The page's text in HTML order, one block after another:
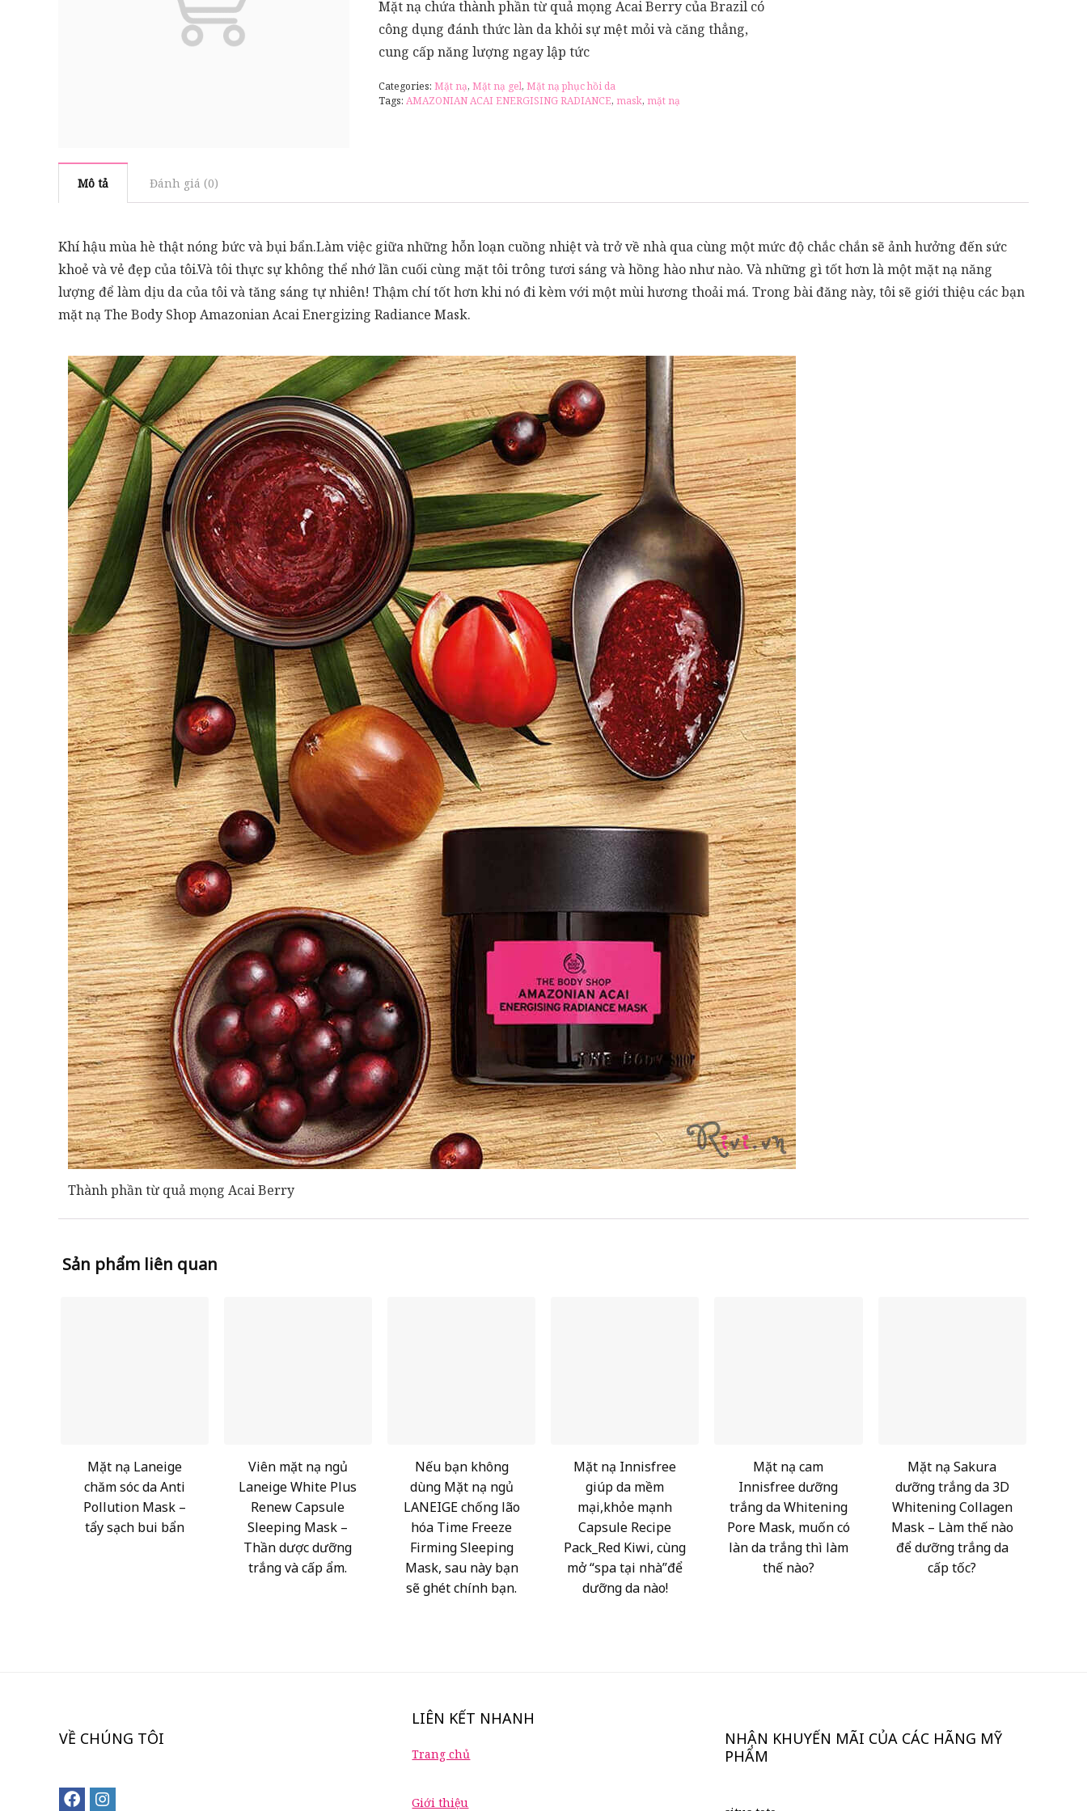
Mặt nạ chứa thành phần từ quả mọng Acai Berry của Brazil có
công dụng đánh thức làn da khỏi sự mệt mỏi và căng thẳng,
cung cấp năng lượng ngay lập tức
Categories: Mặt nạ, Mặt nạ gel, Mặt nạ phục hồi da
Tags: AMAZONIAN ACAI ENERGISING RADIANCE, mask, mặt nạ
Mô tả Đánh giá (0)
Khí hậu mùa hè thật nóng bức và bụi bẩn.Làm việc giữa những hỗn loạn cuồng nhiệt và trở về nhà qua cùng một mức độ chắc chắn sẽ ảnh hưởng đến sức
khoẻ và vẻ đẹp của tôi.Và tôi thực sự không thể nhớ lần cuối cùng mặt tôi trông tươi sáng và hồng hào như nào. Và những gì tốt hơn là một mặt nạ năng
lượng để làm dịu da của tôi và tăng sáng tự nhiên! Thậm chí tốt hơn khi nó đi kèm với một mùi hương thoải má. Trong bài đăng này, tôi sẽ giới thiệu các bạn
mặt nạ The Body Shop Amazonian Acai Energizing Radiance Mask.
Thành phần từ quả mọng Acai Berry
Sản phẩm liên quan
Mặt nạ Laneige
chăm sóc da Anti
Pollution Mask –
tẩy sạch bui bẩn
Viên mặt nạ ngủ
Laneige White Plus
Renew Capsule
Sleeping Mask –
Thần dược dưỡng
trắng và cấp ẩm.
Nếu bạn không
dùng Mặt nạ ngủ
LANEIGE chống lão
hóa Time Freeze
Firming Sleeping
Mask, sau này bạn
sẽ ghét chính bạn.
Mặt nạ Innisfree
giúp da mềm
mại,khỏe mạnh
Capsule Recipe
Pack_Red Kiwi, cùng
mở “spa tại nhà”để
dưỡng da nào!
Mặt nạ cam
Innisfree dưỡng
trắng da Whitening
Pore Mask, muốn có
làn da trắng thì làm
thế nào?
Mặt nạ Sakura
dưỡng trắng da 3D
Whitening Collagen
Mask – Làm thế nào
để dưỡng trắng da
cấp tốc?
VỀ CHÚNG TÔI
LIÊN KẾT NHANH
Trang chủ
Giới thiệu
NHẬN KHUYẾN MÃI CỦA CÁC HÃNG MỸ
PHẨM